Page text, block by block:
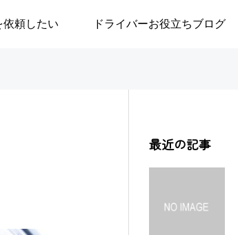
依頼したい ドライバーお役立ちブログ
最近の記事